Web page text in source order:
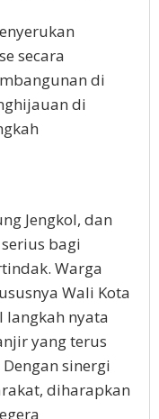
secara
di
di
Jengkol, dan
bagi
Warga
Wali Kota
langkah nyata
yang terus
sinergi
diharapkan